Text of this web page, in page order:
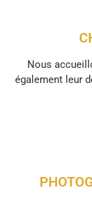
Nous
également leur